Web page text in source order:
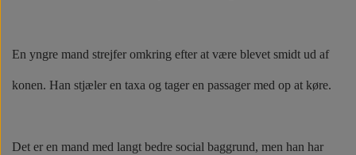
En yngre mand strejfer omkring efter at være blevet smidt ud af
konen. Han stjæler en taxa og tager en passager med op at køre.
Det er en mand med langt bedre social baggrund, men han har